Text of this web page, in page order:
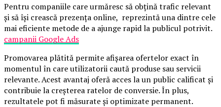
Pentru companiile care urmăresc să obțină trafic relevant
și să își crească prezența online, reprezintă una dintre cele
mai eficiente metode de a ajunge rapid la publicul potrivit.
campanii Google Ads
Promovarea plătită permite afișarea ofertelor exact în
momentul în care utilizatorii caută produse sau servicii
relevante. Acest avantaj oferă acces la un public calificat și
contribuie la creșterea ratelor de conversie. În plus,
rezultatele pot fi măsurate și optimizate permanent.